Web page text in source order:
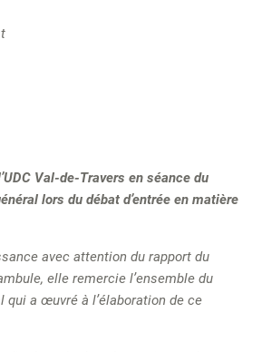
Val-de-Travers en séance du
lors du débat d’entrée en matière
avec attention du rapport du
elle remercie l’ensemble du
qui a œuvré à l’élaboration de ce